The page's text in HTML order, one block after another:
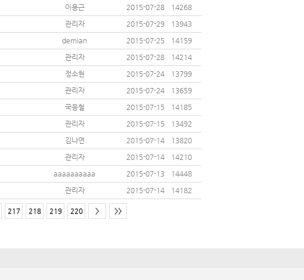
이용근 2015-07-28
14268
관리자 2015-07-29
13943
demian 2015-07-25
14159
관리자 2015-07-28
14214
정소현 2015-07-24
13799
관리자 2015-07-24
13659
국응철 2015-07-15
14185
관리자 2015-07-15
13492
김나연 2015-07-14
13820
관리자 2015-07-14
14210
aaaaaaaaaa 2015-07-13
14448
관리자 2015-07-14 14182
217 218 219 220 > >>